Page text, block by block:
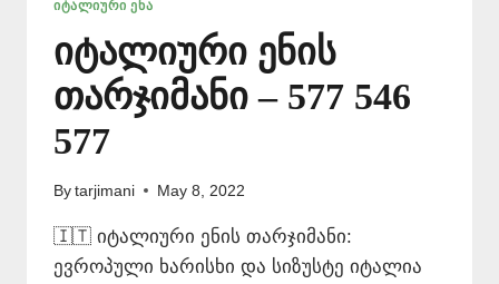
ᲘᲢᲐᲚᲘᲣᲠᲘ ᲔᲜᲐ
იტალიური ენის
თარჯიმანი – 577 546
577
By tarjimani May 8, 2022
🇮🇹 იტალიური ენის თარჯიმანი:
ევროპული ხარისხი და სიზუსტე იტალია